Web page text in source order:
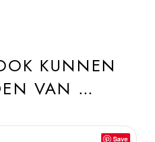
KUNNEN
VAN …
Save